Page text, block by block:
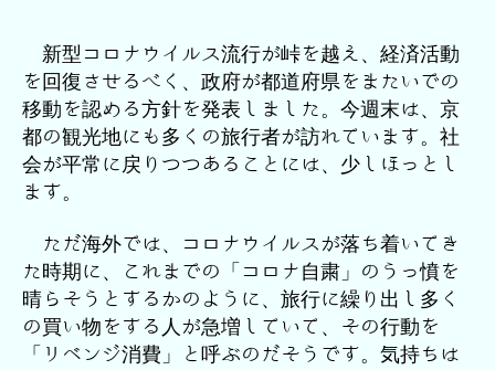
新型コロナウイルス流行が峠を越え、経済活動
を回復させるべく、政府が都道府県をまたいでの
移動を認める方針を発表しました。今週末は、京
都の観光地にも多くの旅行者が訪れています。社
会が平常に戻りつつあることには、少しほっとし
ます。
ただ海外では、コロナウイルスが落ち着いてき
た時期に、これまでの「コロナ自粛」のうっ憤を
晴らそうとするかのように、旅行に繰り出し多く
の買い物をする人が急増していて、その行動を
「リベンジ消費」と呼ぶのだそうです。気持ちは